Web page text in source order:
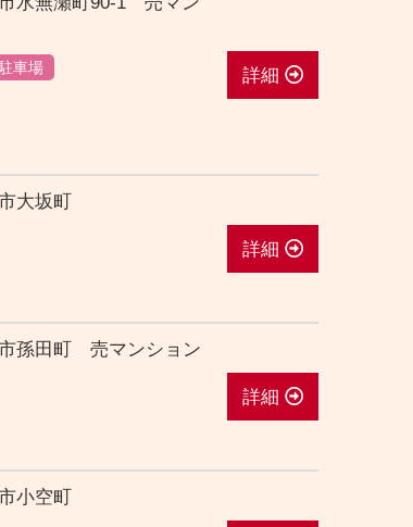
車場 詳細
大坂町
詳細
孫田町 売マンション
詳細
小空町